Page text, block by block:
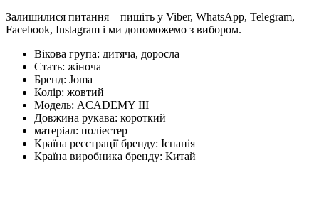
Залишилися питання – пишіть у Viber, WhatsApp, Telegram,
Facebook, Instagram і ми допоможемо з вибором.
Вікова група: дитяча, доросла
Стать: жіноча
Бренд: Joma
Колір: жовтий
Модель: ACADEMY III
Довжина рукава: короткий
матеріал: поліестер
Країна реєстрації бренду: Іспанія
Країна виробника бренду: Китай